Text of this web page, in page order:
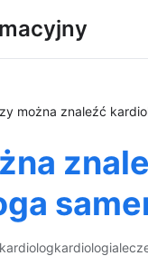
można znaleźć
kardiologkardiologia